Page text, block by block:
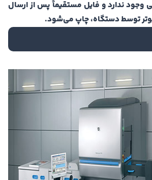
وجود ندارد و فایل مستقیماً پس از ارسال
توسط دستگاه، چاپ می‌شود.